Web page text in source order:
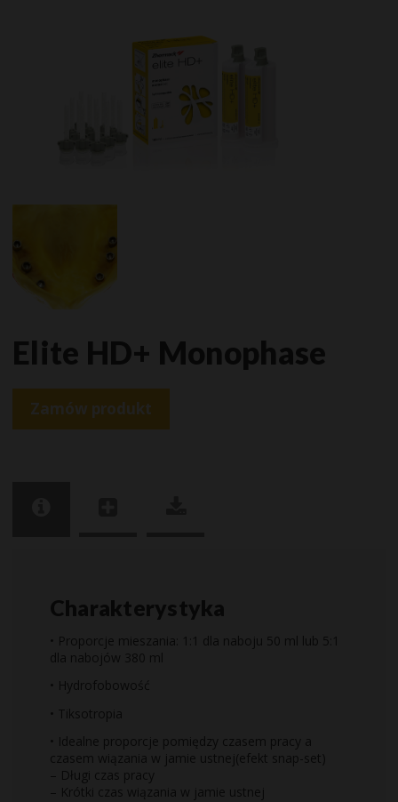
Elite HD+ Monophase
Zamów produkt
Charakterystyka
• Proporcje mieszania: 1:1 dla naboju 50 ml lub 5:1
dla nabojów 380 ml
• Hydrofobowość
• Tiksotropia
• Idealne proporcje pomiędzy czasem pracy a
czasem wiązania w jamie ustnej(efekt snap-set)
– Długi czas pracy
– Krótki czas wiązania w jamie ustnej